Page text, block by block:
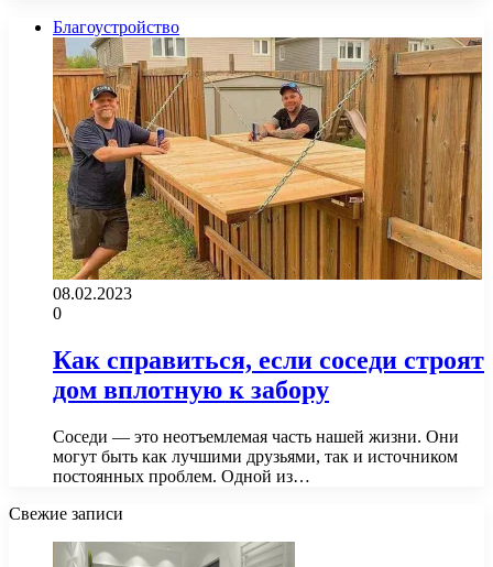
Благоустройство
08.02.2023
0
Как справиться, если соседи строят
дом вплотную к забору
Соседи — это неотъемлемая часть нашей жизни. Они
могут быть как лучшими друзьями, так и источником
постоянных проблем. Одной из…
Свежие записи